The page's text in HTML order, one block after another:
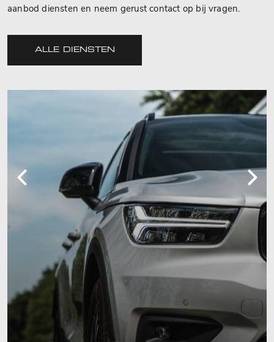
aanbod diensten en neem gerust contact op bij vragen.
ALLE DIENSTEN